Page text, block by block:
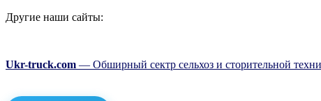
Другие наши сайты:
Ukr-truck.com — Обширный сектр сельхоз и сторительной